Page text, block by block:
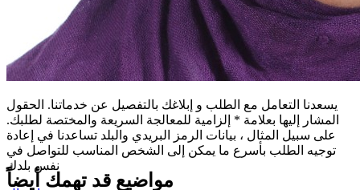
يسعدنا التعامل مع الطلب و إبلاغك بالتفصيل عن خدماتنا. الحقول
المشار إليها بعلامة * إلزامية للمعالجة السريعة والمختصة لطلبك.
على سبيل المثال ، بيانات الرمز البريدي والبلد تساعدنا في إعادة
توجيه الطلب بأسرع ما يمكن إلى الشخص المناسب للتواصل في
نفس بلدك
مواضيع قد تهمك أيضاً